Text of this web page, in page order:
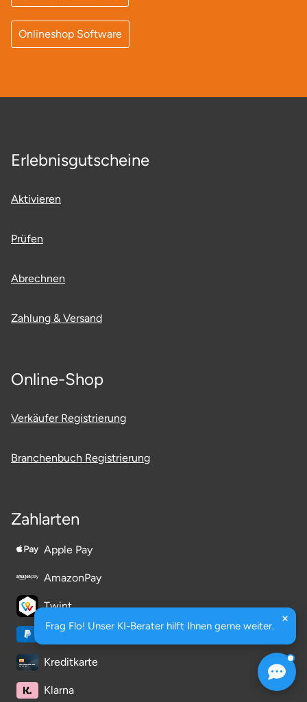
Frag Flo! Unser KI-Berater hilft Ihnen gerne weiter.
Onlineshop Software
Erlebnisgutscheine
Aktivieren
Prüfen
Abrechnen
Zahlung & Versand
Online-Shop
Verkäufer Registrierung
Branchenbuch Registrierung
Zahlarten
Apple Pay
AmazonPay
Twint
PayPal
Kreditkarte
Klarna